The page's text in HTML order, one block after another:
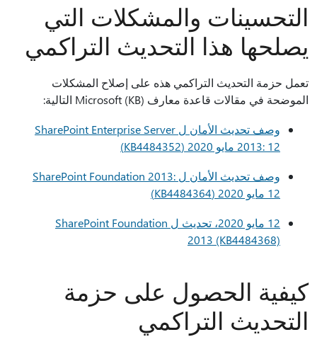
التحسينات والمشكلات التي
يصلحها هذا التحديث التراكمي
تعمل حزمة التحديث التراكمي هذه على إصلاح المشكلات
الموضحة في مقالات قاعدة معارف Microsoft (KB) التالية:
وصف تحديث الأمان ل SharePoint Enterprise Server
2013: 12 مايو 2020 (KB4484352)
وصف تحديث الأمان ل SharePoint Foundation 2013:
12 مايو 2020 (KB4484364)
12 مايو 2020، تحديث ل SharePoint Foundation
2013 (KB4484368)
كيفية الحصول على حزمة
التحديث التراكمي